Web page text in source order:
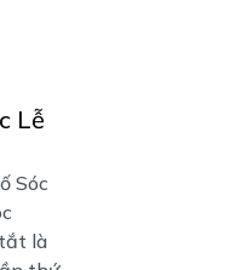
Lễ
Sóc
là